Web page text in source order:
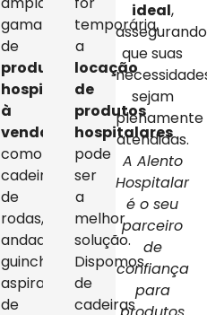
gama
de
produtos
hospitalares
à
venda
como
cadeiras
de
rodas,
andadores,
guinchos,
aspiradores
de
temporária,
a
locação
de
produtos
hospitalares
pode
ser
a
melhor
solução.
Dispomos
de
cadeiras
ideal,
assegurando
que suas
sejam
plenamente
atendidas.
A Alento
Hospitalar
é o seu
parceiro
de
confiança
para